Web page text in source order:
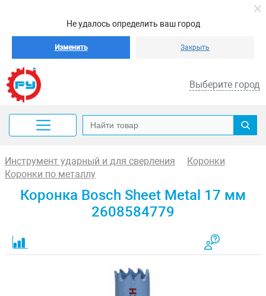
Не удалось определить ваш город
Изменить Закрыть
Выберите город
Инструмент ударный и для сверления
Коронки
Коронки по металлу
Коронка Bosch Sheet Metal 17 мм
2608584779